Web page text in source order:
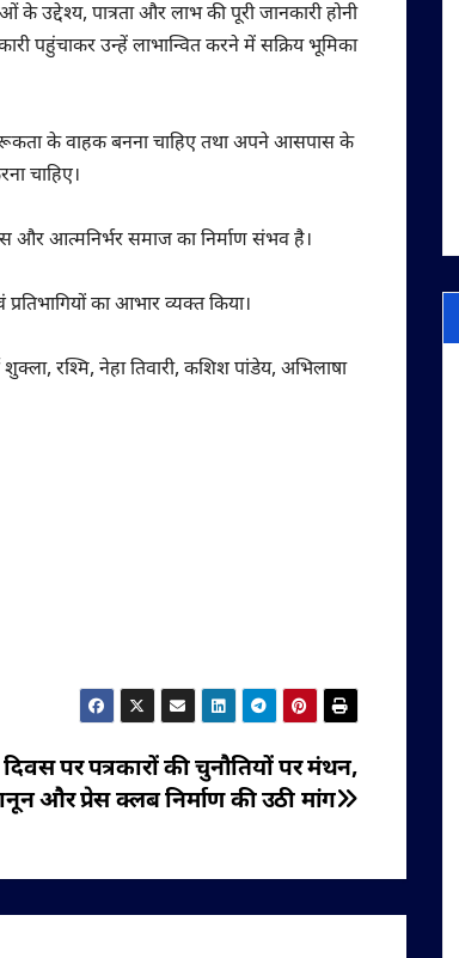
के उद्देश्य, पात्रता और लाभ की पूरी जानकारी होनी
पहुंचाकर उन्हें लाभान्वित करने में सक्रिय भूमिका
के वाहक बनना चाहिए तथा अपने आसपास के
चाहिए।
और आत्मनिर्भर समाज का निर्माण संभव है।
का आभार व्यक्त किया।
रश्मि, नेहा तिवारी, कशिश पांडेय, अभिलाषा
दिवस पर पत्रकारों की चुनौतियों पर मंथन,
और प्रेस क्लब निर्माण की उठी मांग